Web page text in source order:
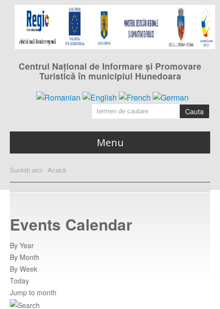
Centrul Naţional de Informare şi Promovare
Turistică în municipiul Hunedoara
Cauta
Menu
Acasa
pagina principală
Atracții turistice
istoricul orasului
Informatii
informatii utile
Rent a car
inchiriaza o masina
Sunteți aici: Acasă
Events Calendar
By Year
By Month
By Week
Today
Jump to month